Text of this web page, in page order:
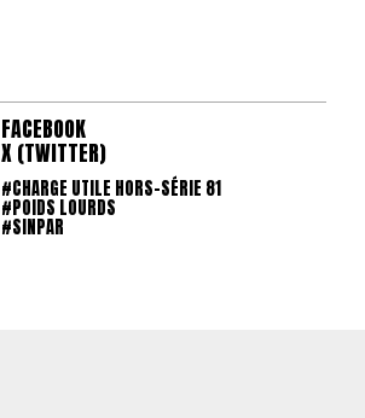
FACEBOOK
X (TWITTER)
#CHARGE UTILE HORS-SÉRIE 81
#POIDS LOURDS
#SINPAR